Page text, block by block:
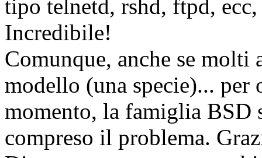
tipo telnetd, rshd, ftpd,
Incredibile!
Comunque, anche se molti
modello (una specie)...
momento, la famiglia BSD
compreso il problema.